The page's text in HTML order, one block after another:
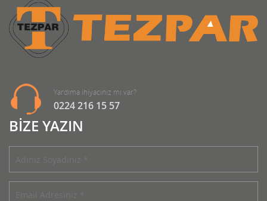
Yardıma ihiyacınız mı var?
0224 216 15 57
BİZE YAZIN